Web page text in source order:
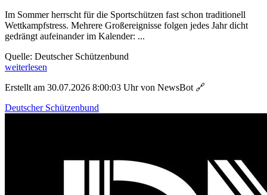
Im Sommer herrscht für die Sportschützen fast schon traditionell
Wettkampfstress. Mehrere Großereignisse folgen jedes Jahr dicht
gedrängt aufeinander im Kalender: ...
Quelle: Deutscher Schützenbund
weiterlesen
Erstellt am 30.07.2026 8:00:03 Uhr von NewsBot 🔗
Deutscher Schützenbund